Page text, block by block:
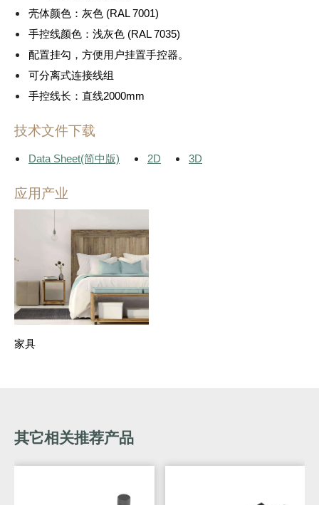
壳体颜色：灰色 (RAL 7001)
手控线颜色：浅灰色 (RAL 7035)
配置挂勾，方便用户挂置手控器。
可分离式连接线组
手控线长：直线2000mm
技术文件下载
Data Sheet(简中版) 2D 3D
应用产业
家具
其它相关推荐产品